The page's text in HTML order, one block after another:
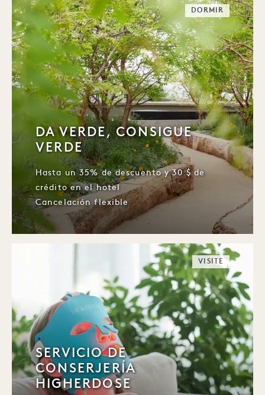
DORMIR
DA VERDE, CONSIGUE
VERDE
Hasta un 35% de descuento y 30 $ de
crédito en el hotel
Cancelación flexible
VISITE
SERVICIO DE
CONSERJERÍA
HIGHERDOSE